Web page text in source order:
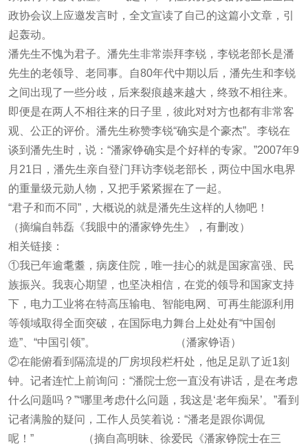
政协会议上应邀发言时，全文宣读了自己的这篇小文章，引
起轰动。
潘先生不愧为君子。潘先生非常崇拜李锐，李锐老部长是潘
先生的老领导、老同事。自80年代中期以后，潘先生和李锐
之间出现了一些分歧，后来裂痕越来越大，终致不相往来。
即便是在两人不相往来的日子里，彼此对对方也都有非常客
观、公正的评价。潘先生称赞李锐“确实是个豪杰”。李锐在
谈到潘先生时，说：“潘家铮确实是个好样的专家。”2007年9
月21日，潘先生亲自登门拜访李锐老部长，两位中国水电界
的重量级元勋人物，又把手紧紧握在了一起。
“君子和而不同”，大概说的就是潘先生这样的人物吧！
（摘编自韩磊《我眼中的潘家铮先生》，有删改）
相关链接：
①我已年逾耄耋，病废住院，唯一挂心的就是国家富强、民
族振兴。我衷心期望，也坚决相信，在党的领导和国家支持
下，电力工业将在特高压输电、智能电网、可再生能源利用
等领域取得全面突破，在国际电力舞台上处处有“中国创
造”、“中国引领”。 （潘家铮语）
②在能俯看到隔流堤的厂房坝段栏杆处，他足足趴了近1刻
钟。记者连忙上前询问：“潘院士您一直没有讲话，是在考虑
什么问题吗？”“哪里考虑什么问题，我这是‘老年痴呆’。”看到
记者满脸的疑问，工作人员笑着说：“潘老是跟你调侃
呢！” （摘自高明昧、徐爱民《潘家铮院士在三